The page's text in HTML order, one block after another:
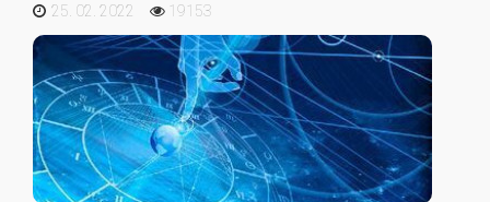
25. 02. 2022
19153